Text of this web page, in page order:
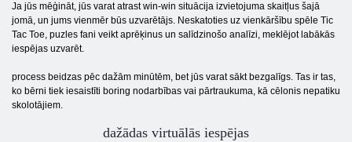
Ja jūs mēģināt, jūs varat atrast win-win situācija izvietojuma skaitļus šajā
jomā, un jums vienmēr būs uzvarētājs. Neskatoties uz vienkāršību spēle Tic
Tac Toe, puzles fani veikt aprēķinus un salīdzinošo analīzi, meklējot labākās
iespējas uzvarēt.
process beidzas pēc dažām minūtēm, bet jūs varat sākt bezgalīgs. Tas ir tas,
ko bērni tiek iesaistīti boring nodarbības vai pārtraukuma, kā cēlonis nepatiku
skolotājiem.
dažādas virtuālās iespējas